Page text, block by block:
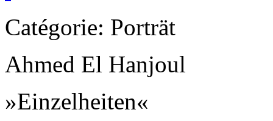
Catégorie: Porträt
Ahmed El Hanjoul
»Einzelheiten«